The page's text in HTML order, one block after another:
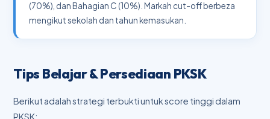
(70%), dan Bahagian C (10%). Markah cut-off berbeza
mengikut sekolah dan tahun kemasukan.
Tips Belajar & Persediaan PKSK
Berikut adalah strategi terbukti untuk score tinggi dalam
PKSK: